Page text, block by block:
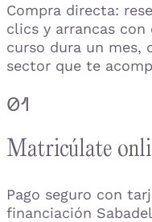
Compra directa:
clics y arrancas con
curso dura un mes,
sector que te
01
Matricúlate
Pago seguro con
financiación